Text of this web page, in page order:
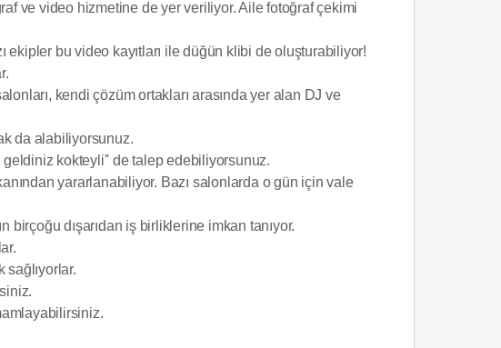
ve video hizmetine de yer veriliyor. Aile fotoğraf çekimi
bu video kayıtları ile düğün klibi de oluşturabiliyor!
kendi çözüm ortakları arasında yer alan DJ ve
da alabiliyorsunuz.
geldiniz kokteyli'' de talep edebiliyorsunuz.
yararlanabiliyor. Bazı salonlarda o gün için vale
dışarıdan iş birliklerine imkan tanıyor.
sağlıyorlar.